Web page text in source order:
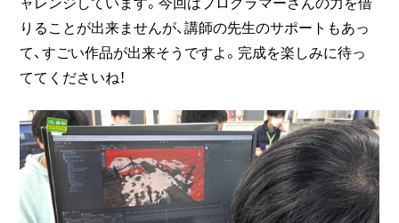
りることが出来ませんが、講師の先生のサポートもあっ
て、すごい作品が出来そうですよ。完成を楽しみに待っ
ててくださいね！